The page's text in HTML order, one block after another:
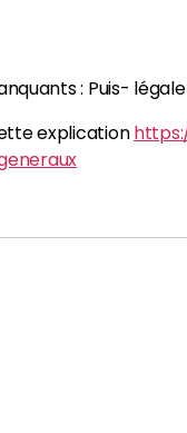
: Puis-
explication